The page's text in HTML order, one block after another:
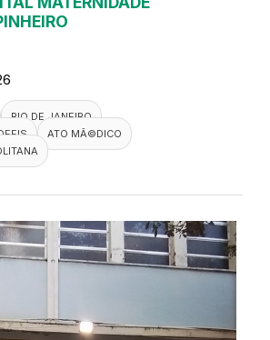
RIO DE JANEIRO
ATO MÃ©DICO